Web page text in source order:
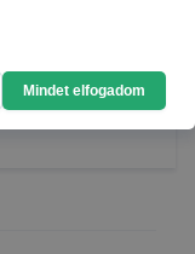
Mindet elfogadom